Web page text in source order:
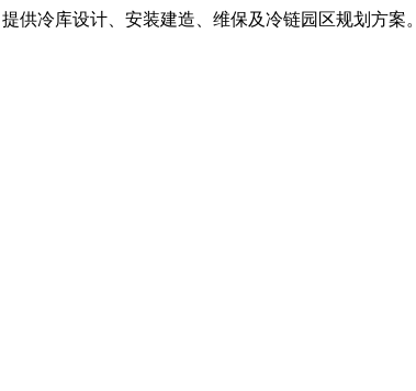
供冷库设计、安装建造、维保及冷链园区规划方案。